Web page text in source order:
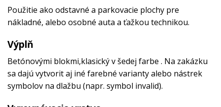
Použitie ako odstavné a parkovacie plochy pre
nákladné, alebo osobné auta a ťažkou technikou.
Výplň
Betónovými blokmi,klasický v šedej farbe . Na zakázku
sa dajú vytvorit aj iné farebné varianty alebo nástrek
symbolov na dlažbu (napr. symbol invalid).